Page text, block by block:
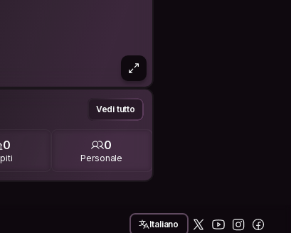
Vedi tutto
0 0
Personale
Italiano